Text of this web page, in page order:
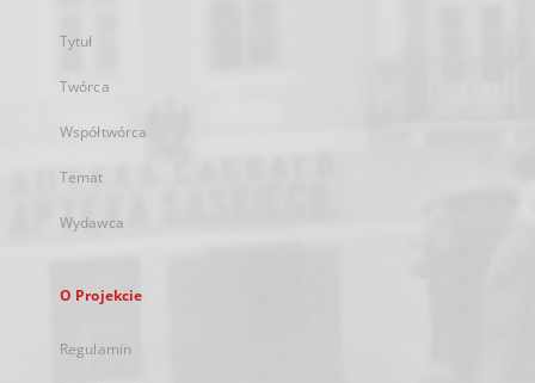
Tytuł
Twórca
Współtwórca
Temat
Wydawca
O Projekcie
Regulamin